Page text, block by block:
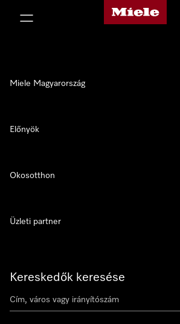
Miele honlapja
Kereskedők keresése
Miele Magyarország
Előnyök
Okosotthon
Üzleti partner